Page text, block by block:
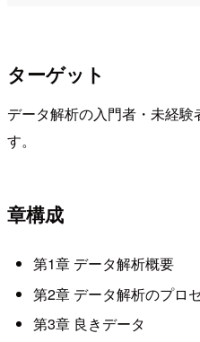
ターゲット
データ解析の入門者・未経
す。
章構成
第1章 データ解析概要
第2章 データ解析のプロ
第3章 良きデータ